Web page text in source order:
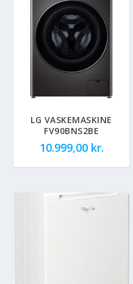
LG VASKEMASKINE
FV90BNS2BE
10.999,00 kr.